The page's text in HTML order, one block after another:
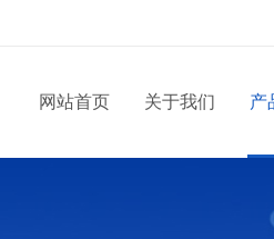
网站首页 关于我们 产